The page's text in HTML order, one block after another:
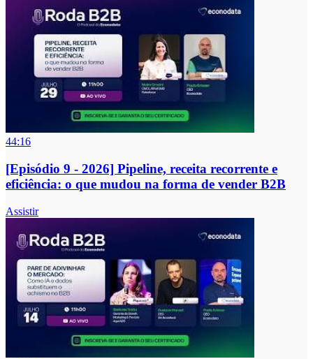
44:16
[Episódio 9 - 2026] Pipeline, receita recorrente e
eficiência: o que mudou na forma de vender B2B
Assistir